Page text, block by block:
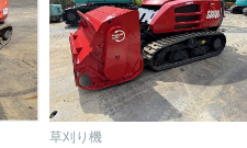
草刈り機